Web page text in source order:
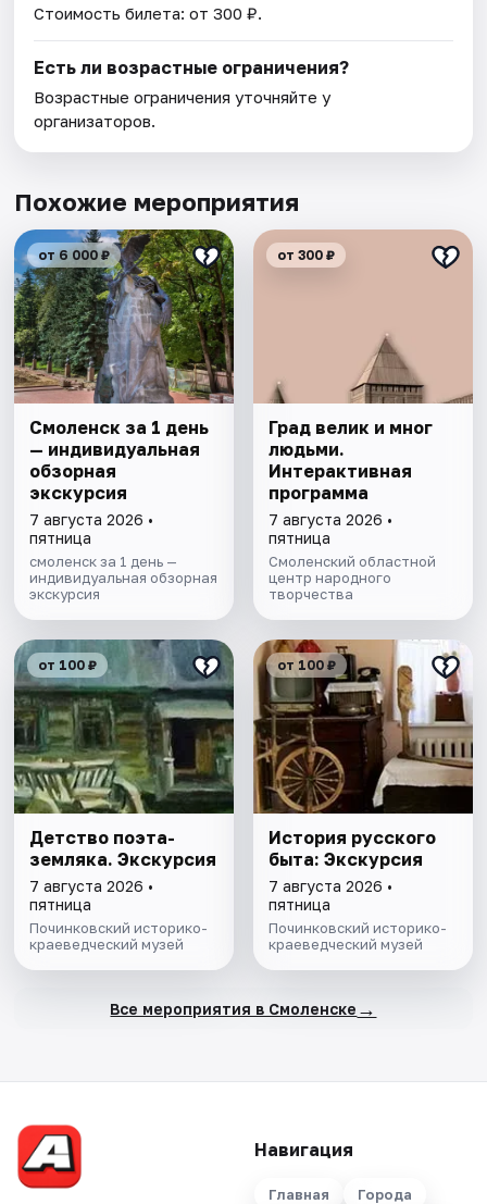
Стоимость билета: от 300 ₽.
Есть ли возрастные ограничения?
Возрастные ограничения уточняйте у
организаторов.
Похожие мероприятия
от 6 000 ₽
Смоленск за 1 день
— индивидуальная
обзорная
экскурсия
7 августа 2026 •
пятница
смоленск за 1 день —
индивидуальная обзорная
экскурсия
от 300 ₽
Град велик и мног
людьми.
Интерактивная
программа
7 августа 2026 •
пятница
Смоленский областной
центр народного
творчества
от 100 ₽
Детство поэта-
земляка. Экскурсия
7 августа 2026 •
пятница
Починковский историко-
краеведческий музей
от 100 ₽
История русского
быта: Экскурсия
7 августа 2026 •
пятница
Починковский историко-
краеведческий музей
Все мероприятия в Смоленске →
Навигация
Главная Города